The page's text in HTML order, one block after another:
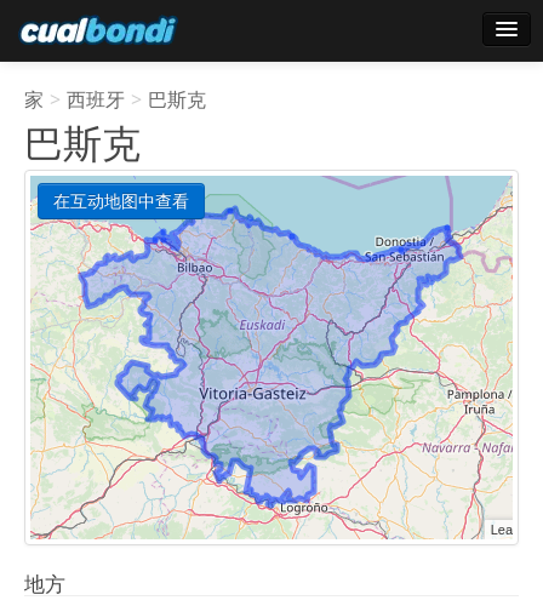
明星用户
轮询
家 > 西班牙 > 巴斯克
巴斯克
在互动地图中查看
地方